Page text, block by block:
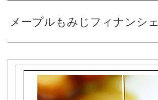
メープルもみじフィナンシェ